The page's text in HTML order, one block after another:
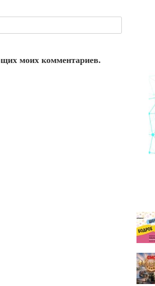
моих комментариев.